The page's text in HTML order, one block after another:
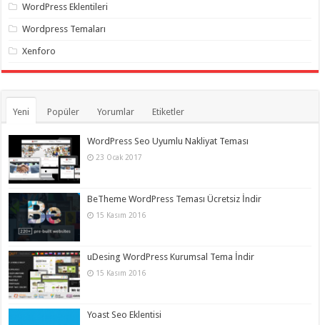
WordPress Eklentileri
Wordpress Temaları
Xenforo
Yeni Popüler Yorumlar Etiketler
WordPress Seo Uyumlu Nakliyat Teması
23 Ocak 2017
BeTheme WordPress Teması Ücretsiz İndir
15 Kasım 2016
uDesing WordPress Kurumsal Tema İndir
15 Kasım 2016
Yoast Seo Eklentisi